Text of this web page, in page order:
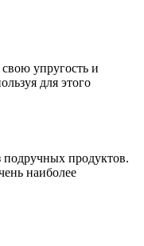
упругость и
для этого
подручных продуктов.
наиболее